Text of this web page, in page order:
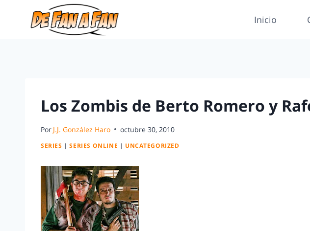
Inicio
Los Zombis de Berto Romero y
Por J.J. González Haro octubre 30, 2010
SERIES |SERIES ONLINE | UNCATEGORIZED